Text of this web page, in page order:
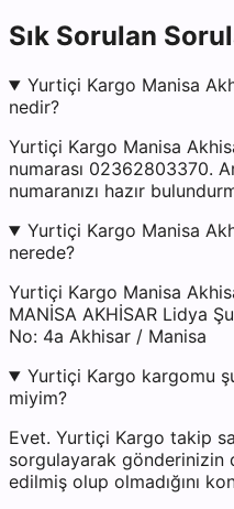
Sık Sorulan
Yurtiçi Kargo Manisa
nedir?
Yurtiçi Kargo Manisa
numarası 02362803370.
numaranızı hazır
Yurtiçi Kargo Manisa
nerede?
Yurtiçi Kargo Manisa
MANİSA AKHİSAR Lidya
No: 4a Akhisar / Manisa
Yurtiçi Kargo kargomu
miyim?
Evet. Yurtiçi Kargo takip
sorgulayarak gönderinizin
edilmiş olup olmadığını